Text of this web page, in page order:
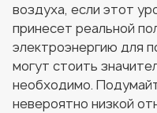
воздуха, если этот
принесет реальной
электроэнергию для
могут стоить
необходимо.
невероятно низкой